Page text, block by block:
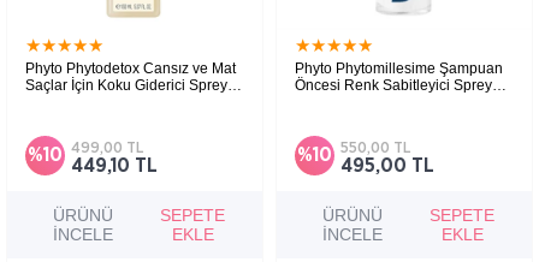
★★★★★
Phyto Phytodetox Cansız ve Mat
Saçlar İçin Koku Giderici Sprey
%10
449,10 TL
499,00 TL
ÜRÜNÜ
İNCELE
SEPETE
EKLE
★★★★★
Phyto Phytomillesime Şampuan
Öncesi Renk Sabitleyici Sprey
%10
495,00 TL
550,00 TL
ÜRÜNÜ
İNCELE
SEPETE
EKLE